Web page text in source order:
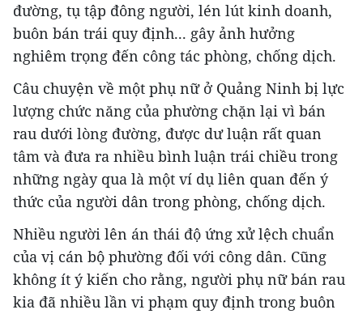
đường, tụ tập đông người, lén lút kinh doanh,
buôn bán trái quy định... gây ảnh hưởng
nghiêm trọng đến công tác phòng, chống dịch.
Câu chuyện về một phụ nữ ở Quảng Ninh bị lực
lượng chức năng của phường chặn lại vì bán
rau dưới lòng đường, được dư luận rất quan
tâm và đưa ra nhiều bình luận trái chiều trong
những ngày qua là một ví dụ liên quan đến ý
thức của người dân trong phòng, chống dịch.
Nhiều người lên án thái độ ứng xử lệch chuẩn
của vị cán bộ phường đối với công dân. Cũng
không ít ý kiến cho rằng, người phụ nữ bán rau
kia đã nhiều lần vi phạm quy định trong buôn